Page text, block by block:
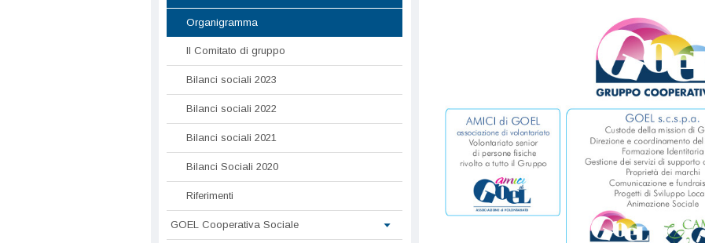
Organigramma
Il Comitato di gruppo
Bilanci sociali 2023
Bilanci sociali 2022
Bilanci sociali 2021
Bilanci Sociali 2020
Riferimenti
GOEL Cooperativa Sociale